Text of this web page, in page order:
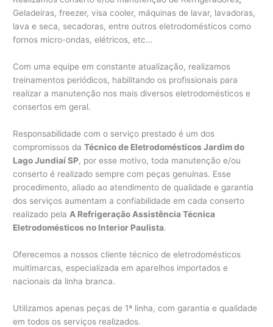
Geladeiras, freezer, visa cooler, máquinas de lavar, lavadoras,
lava e seca, secadoras, entre outros eletrodomésticos como
fornos micro-ondas, elétricos, etc…
Com uma equipe em constante atualização, realizamos
treinamentos periódicos, habilitando os profissionais para
realizar a manutenção nos mais diversos eletrodomésticos e
consertos em geral.
Responsabilidade com o serviço prestado é um dos
compromissos daTécnico de Eletrodomésticos Jardim do
Lago Jundiaí SP, por esse motivo, toda manutenção e/ou
conserto é realizado sempre com peças genuínas. Esse
procedimento, aliado ao atendimento de qualidade e garantia
dos serviços aumentam a confiabilidade em cada conserto
realizado pela A Refrigeração Assistência Técnica
Eletrodomésticos no Interior Paulista.
Oferecemos a nossos cliente técnico de eletrodomésticos
multimarcas, especializada em aparelhos importados e
nacionais da linha branca.
Utilizamos apenas peças de 1ª linha, com garantia e qualidade
em todos os serviços realizados.